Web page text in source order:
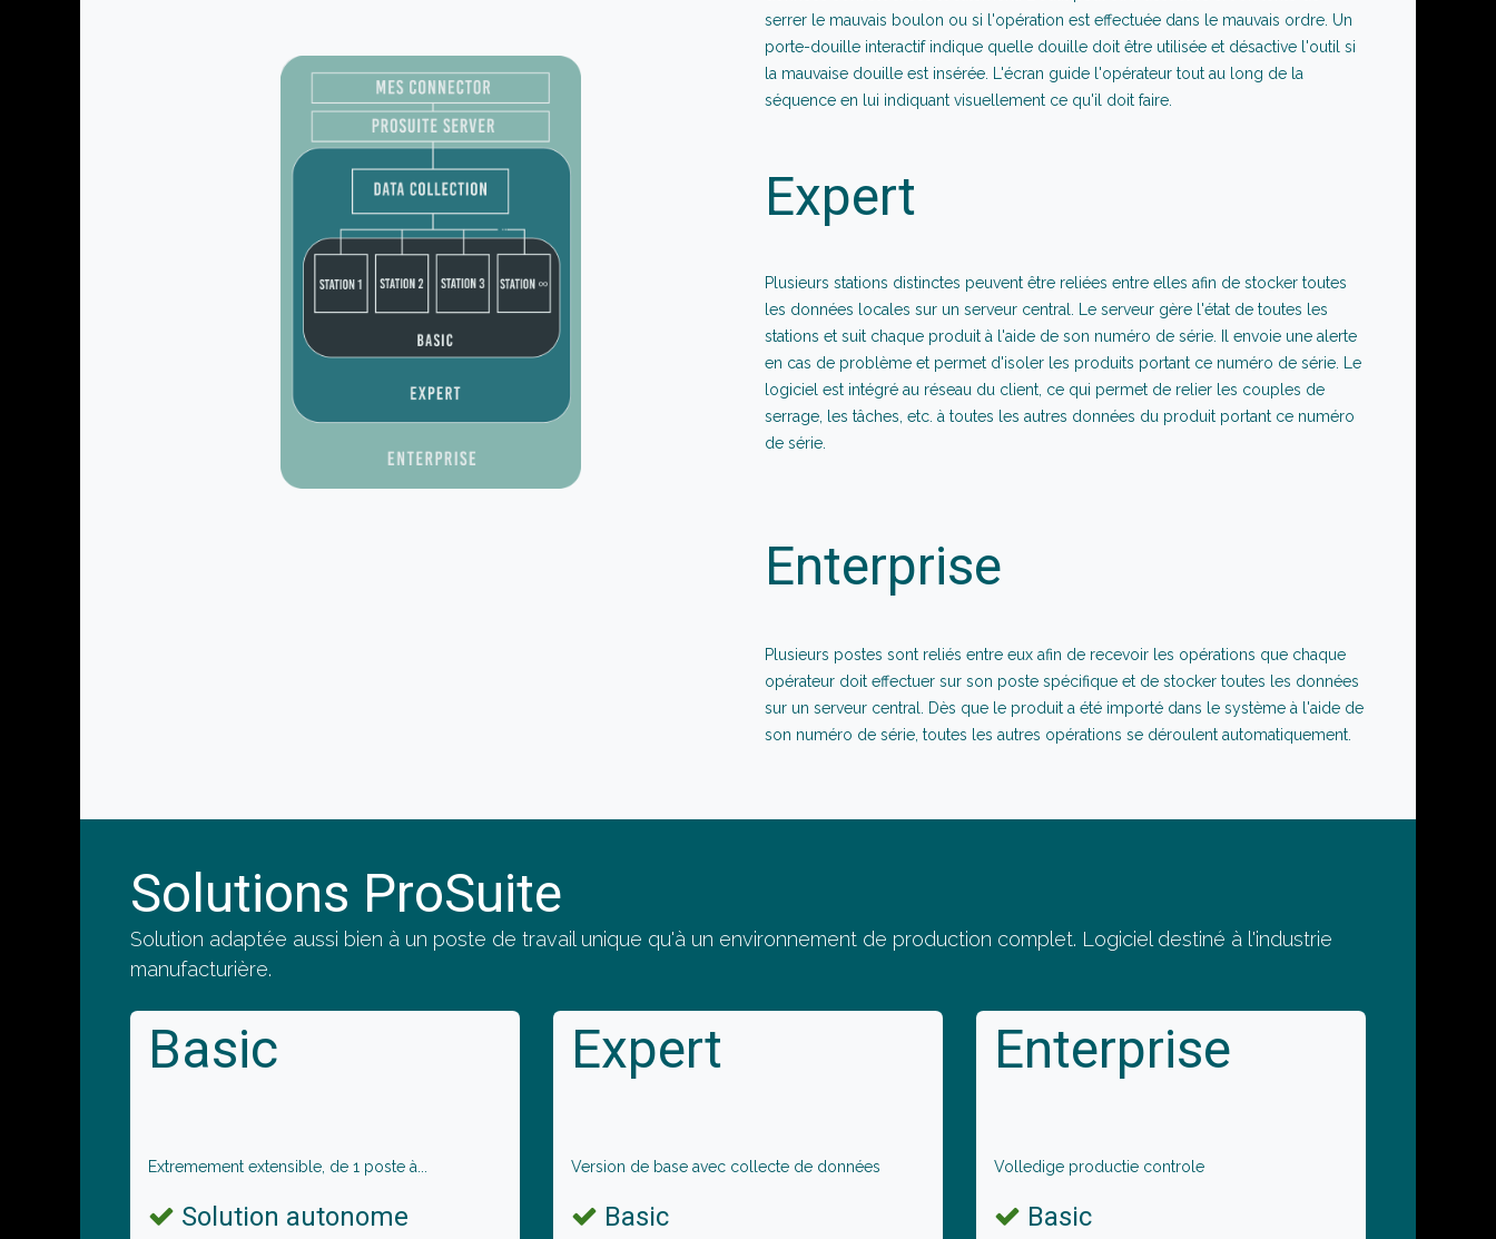
serrer le mauvais boulon ou si l'opération est effectuée dans le mauvais ordre. Un
porte-douille interactif indique quelle douille doit être utilisée et désactive l'outil si
la mauvaise douille est insérée. L'écran guide l'opérateur tout au long de la
séquence en lui indiquant visuellement ce qu'il doit faire.
Expert
Plusieurs stations distinctes peuvent être reliées entre elles afin de stocker toutes
les données locales sur un serveur central. Le serveur gère l'état de toutes les
stations et suit chaque produit à l'aide de son numéro de série. Il envoie une alerte
en cas de problème et permet d'isoler les produits portant ce numéro de série. Le
logiciel est intégré au réseau du client, ce qui permet de relier les couples de
serrage, les tâches, etc. à toutes les autres données du produit portant ce numéro
de série.
Enterprise
Plusieurs postes sont reliés entre eux afin de recevoir les opérations que chaque
opérateur doit effectuer sur son poste spécifique et de stocker toutes les données
sur un serveur central. Dès que le produit a été importé dans le système à l'aide de
son numéro de série, toutes les autres opérations se déroulent automatiquement.
Solutions ProSuite
Solution adaptée aussi bien à un poste de travail unique qu'à un environnement de production complet. Logiciel destiné à l'industrie
manufacturière.
Basic
Extremement extensible, de 1 poste à...
Solution autonome
Expert
Version de base avec collecte de données
Basic
Enterprise
Volledige productie controle
Basic